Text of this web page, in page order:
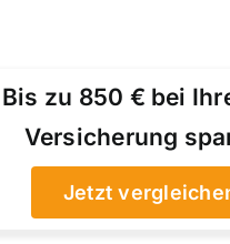
Bis zu 850 € bei
Versicherung
Jetzt